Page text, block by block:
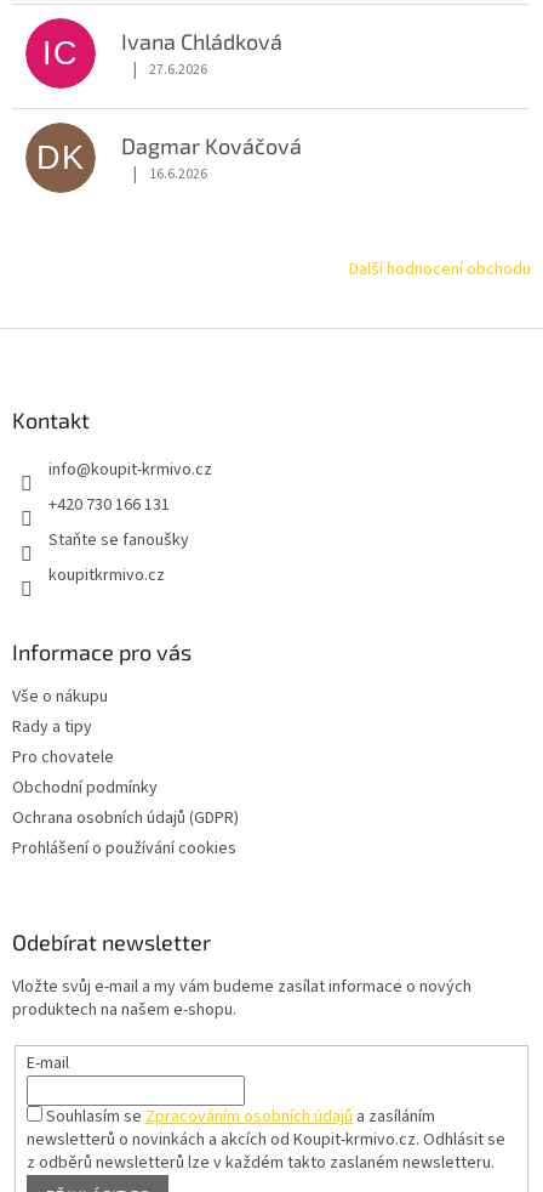
IC Ivana Chládková
Hodnocení obchodu je 5 z 5 hvězdiček.
| 27.6.2026
DK Dagmar Kováčová
Hodnocení obchodu je 5 z 5 hvězdiček.
| 16.6.2026
Další hodnocení obchodu
Kontakt
info@koupit-krmivo.cz
+420 730 166 131
Staňte se fanoušky
koupitkrmivo.cz
Informace pro vás
Vše o nákupu
Rady a tipy
Pro chovatele
Obchodní podmínky
Ochrana osobních údajů (GDPR)
Prohlášení o používání cookies
Odebírat newsletter
Vložte svůj e-mail a my vám budeme zasílat informace o nových
produktech na našem e-shopu.
E-mail
Souhlasím seZpracováním osobních údajůa zasíláním
newsletterů o novinkách a akcích od Koupit-krmivo.cz. Odhlásit se
z odběrů newsletterů lze v každém takto zaslaném newsletteru.